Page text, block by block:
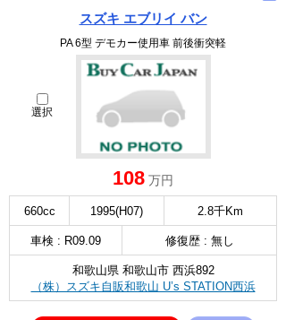
スズキ エブリイ バン
PA 6型 デモカー使用車 前後衝突軽
選択
108 万円
660cc 1995(H07) 2.8千Km
車検 : R09.09 修復歴 : 無し
和歌山県 和歌山市 西浜892
（株）スズキ自販和歌山 U’s STATION西浜